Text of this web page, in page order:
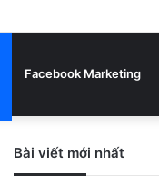
Facebook Marketing
Bài viết mới nhất